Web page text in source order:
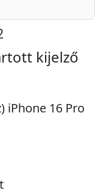
kijelző
iPhone 16 Pro